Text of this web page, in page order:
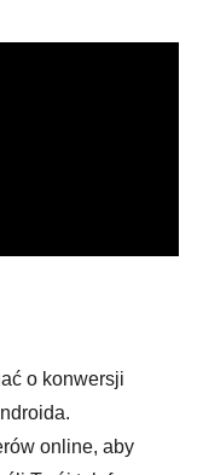
o konwersji
online, aby